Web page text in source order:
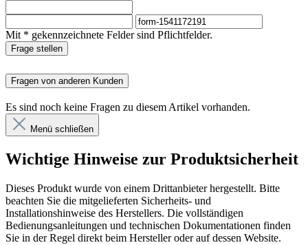
Mit * gekennzeichnete Felder sind Pflichtfelder.
Frage stellen
Fragen von anderen Kunden
Es sind noch keine Fragen zu diesem Artikel vorhanden.
Menü schließen
Wichtige Hinweise zur Produktsicherheit
Dieses Produkt wurde von einem Drittanbieter hergestellt. Bitte
beachten Sie die mitgelieferten Sicherheits- und
Installationshinweise des Herstellers. Die vollständigen
Bedienungsanleitungen und technischen Dokumentationen finden
Sie in der Regel direkt beim Hersteller oder auf dessen Website.